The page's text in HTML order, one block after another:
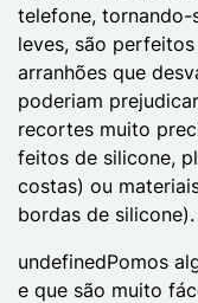
telefone, tornando-
leves, são
arranhões que
poderiam
recortes muito
feitos de silicone,
costas) ou
bordas de silicone).
undefinedPomos
e que são muito